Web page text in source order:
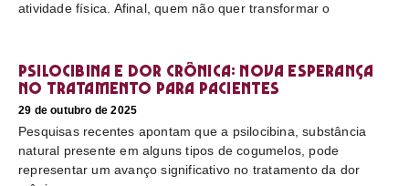
atividade física. Afinal, quem não quer transformar o
Psilocibina e dor crônica: nova esperança
no tratamento para pacientes
29 de outubro de 2025
Pesquisas recentes apontam que a psilocibina, substância
natural presente em alguns tipos de cogumelos, pode
representar um avanço significativo no tratamento da dor